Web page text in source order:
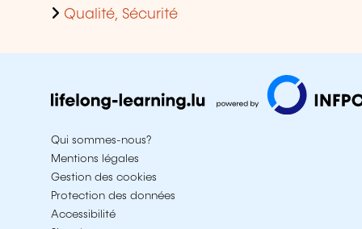
Qualité, Sécurité
Qui sommes-nous?
Mentions légales
Gestion des cookies
Protection des données
Accessibilité